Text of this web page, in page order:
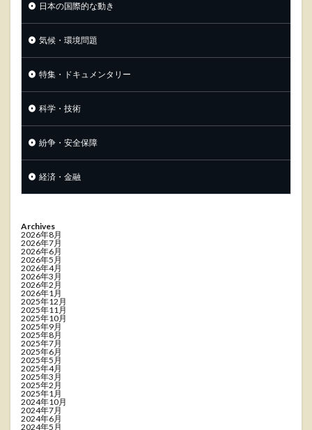
日本の国際的な動き
気候・環境問題
特集・ドキュメンタリー
科学・技術
紛争・安全保障
経済・金融
Archives
2026年8月
2026年7月
2026年6月
2026年5月
2026年4月
2026年3月
2026年2月
2026年1月
2025年12月
2025年11月
2025年10月
2025年9月
2025年8月
2025年7月
2025年6月
2025年5月
2025年4月
2025年3月
2025年2月
2025年1月
2024年10月
2024年7月
2024年6月
2024年5月